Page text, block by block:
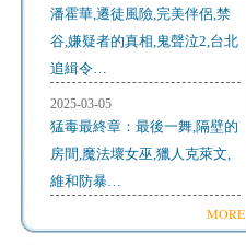
潘霍華,遷徒風險,完美伴侶,禁
谷,嫌疑者的真相,鬼聲泣2,台北
追緝令…
2025-03-05
猛毒最終章：最後一舞,隔壁的
房間,魔法壞女巫,獵人克萊文,
維和防暴…
MORE